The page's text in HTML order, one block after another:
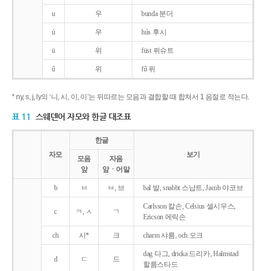
u 우 bunda 분더
ú 우 hús 후시
ü 위 füst 퓌슈트
ű 위 fű 퓌
* ny, s, j, ly의 ‘니, 시, 이, 이’는 뒤따르는 모음과 결합할 때 합쳐서 1 음절로 적는다.
표 11 스웨덴어 자모와 한글 대조표
자모
한글
보기
모음
앞
자음
앞ㆍ어말
b ㅂ ㅂ, 브 bal 발, snabbt 스납트, Jacob 야코브
c ㅋ, ㅅ ㄱ
Carlsson 칼손, Celsius 셀시우스,
Ericson 에릭손
ch 시* 크 charm 샤름, och 오크
d ㄷ 드
dag 다그, dricka 드리카, Halmstad
할름스타드